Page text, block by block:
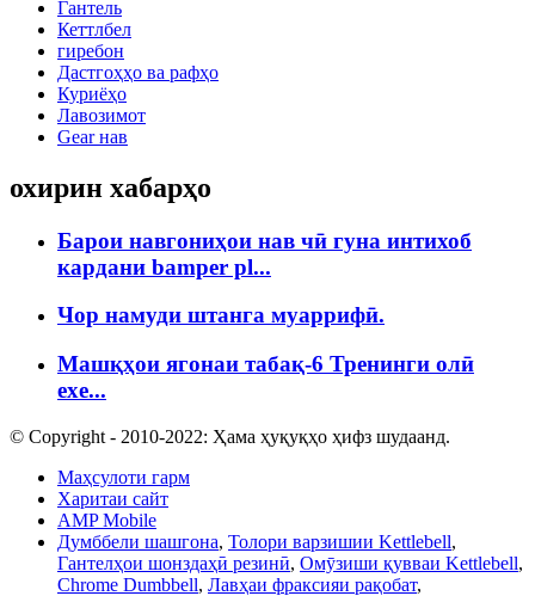
Гантель
Кеттлбел
гиребон
Дастгоҳҳо ва рафҳо
Куриёҳо
Лавозимот
Gear нав
охирин хабарҳо
Барои навгониҳои нав чӣ гуна интихоб
кардани bamper pl...
Чор намуди штанга муаррифӣ.
Машқҳои ягонаи табақ-6 Тренинги олӣ
exe...
© Copyright - 2010-2022: Ҳама ҳуқуқҳо ҳифз шудаанд.
Маҳсулоти гарм
Харитаи сайт
AMP Mobile
Думббели шашгона, Толори варзишии Kettlebell,
Гантелҳои шонздаҳӣ резинӣ, Омӯзиши қувваи Kettlebell,
Chrome Dumbbell, Лавҳаи фраксияи рақобат,